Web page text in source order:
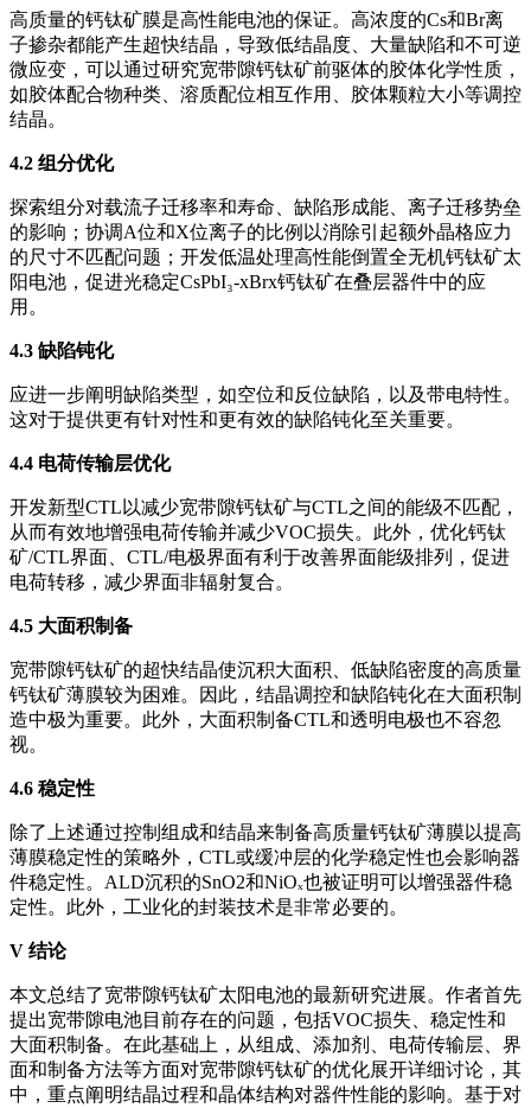
高质量的钙钛矿膜是高性能电池的保证。高浓度的Cs和Br离
子掺杂都能产生超快结晶，导致低结晶度、大量缺陷和不可逆
微应变，可以通过研究宽带隙钙钛矿前驱体的胶体化学性质，
如胶体配合物种类、溶质配位相互作用、胶体颗粒大小等调控
结晶。
4.2 组分优化
探索组分对载流子迁移率和寿命、缺陷形成能、离子迁移势垒
的影响；协调A位和X位离子的比例以消除引起额外晶格应力
的尺寸不匹配问题；开发低温处理高性能倒置全无机钙钛矿太
阳电池，促进光稳定CsPbI₃-xBrx钙钛矿在叠层器件中的应
用。
4.3 缺陷钝化
应进一步阐明缺陷类型，如空位和反位缺陷，以及带电特性。
这对于提供更有针对性和更有效的缺陷钝化至关重要。
4.4 电荷传输层优化
开发新型CTL以减少宽带隙钙钛矿与CTL之间的能级不匹配，
从而有效地增强电荷传输并减少VOC损失。此外，优化钙钛
矿/CTL界面、CTL/电极界面有利于改善界面能级排列，促进
电荷转移，减少界面非辐射复合。
4.5 大面积制备
宽带隙钙钛矿的超快结晶使沉积大面积、低缺陷密度的高质量
钙钛矿薄膜较为困难。因此，结晶调控和缺陷钝化在大面积制
造中极为重要。此外，大面积制备CTL和透明电极也不容忽
视。
4.6 稳定性
除了上述通过控制组成和结晶来制备高质量钙钛矿薄膜以提高
薄膜稳定性的策略外，CTL或缓冲层的化学稳定性也会影响器
件稳定性。ALD沉积的SnO2和NiOₓ也被证明可以增强器件稳
定性。此外，工业化的封装技术是非常必要的。
V 结论
本文总结了宽带隙钙钛矿太阳电池的最新研究进展。作者首先
提出宽带隙电池目前存在的问题，包括VOC损失、稳定性和
大面积制备。在此基础上，从组成、添加剂、电荷传输层、界
面和制备方法等方面对宽带隙钙钛矿的优化展开详细讨论，其
中，重点阐明结晶过程和晶体结构对器件性能的影响。基于对